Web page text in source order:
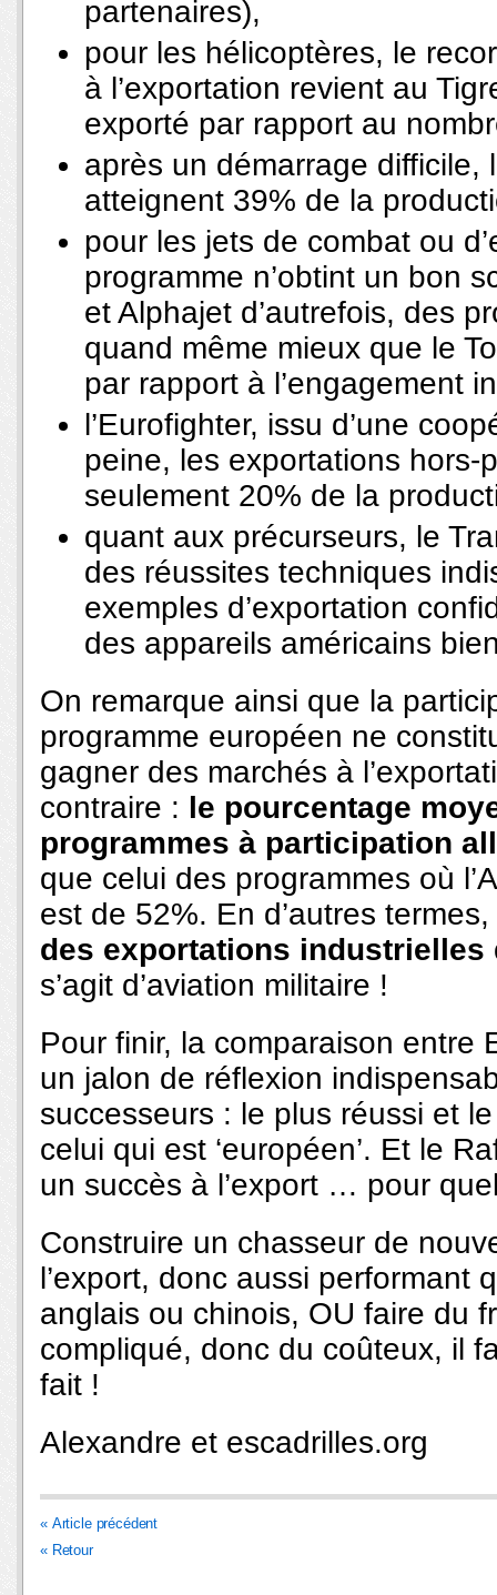
partenaires),
pour les hélicoptères, le
à l’exportation revient au
exporté par rapport au
après un démarrage difficile,
atteignent 39% de la
pour les jets de combat ou
programme n’obtint un bon
et Alphajet d’autrefois, des
quand même mieux que le
par rapport à l’engagement
l’Eurofighter, issu d’une
peine, les exportations hors-
seulement 20% de la
quant aux précurseurs, le
des réussites techniques
exemples d’exportation
des appareils américains
On remarque ainsi que la
programme européen ne
gagner des marchés à
contraire : le pourcentage
programmes à participation
que celui des programmes où
est de 52%. En d’autres termes,
des exportations industrielles
s’agit d’aviation militaire !
Pour finir, la comparaison entre
un jalon de réflexion
successeurs : le plus réussi et
celui qui est ‘européen’. Et le
un succès à l’export … pour
Construire un chasseur de
l’export, donc aussi performant
anglais ou chinois, OU faire du
compliqué, donc du coûteux, il
fait !
Alexandre et escadrilles.org
« Article précédent
« Retour